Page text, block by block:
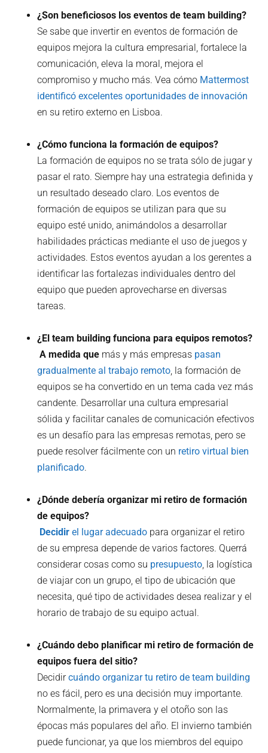
¿Son beneficiosos los eventos de team building?
Se sabe que invertir en eventos de formación de
equipos mejora la cultura empresarial, fortalece la
comunicación, eleva la moral, mejora el
compromiso y mucho más. Vea cómo Mattermost
identificó excelentes oportunidades de innovación
en su retiro externo en Lisboa.
¿Cómo funciona la formación de equipos?
La formación de equipos no se trata sólo de jugar y
pasar el rato. Siempre hay una estrategia definida y
un resultado deseado claro. Los eventos de
formación de equipos se utilizan para que su
equipo esté unido, animándolos a desarrollar
habilidades prácticas mediante el uso de juegos y
actividades. Estos eventos ayudan a los gerentes a
identificar las fortalezas individuales dentro del
equipo que pueden aprovecharse en diversas
tareas.
¿El team building funciona para equipos remotos?
‍ A medida que más y más empresas pasan
gradualmente al trabajo remoto, la formación de
equipos se ha convertido en un tema cada vez más
candente. Desarrollar una cultura empresarial
sólida y facilitar canales de comunicación efectivos
es un desafío para las empresas remotas, pero se
puede resolver fácilmente con un retiro virtual bien
planificado.
¿Dónde debería organizar mi retiro de formación
de equipos?
‍ Decidir el lugar adecuado para organizar el retiro
de su empresa depende de varios factores. Querrá
considerar cosas como su presupuesto, la logística
de viajar con un grupo, el tipo de ubicación que
necesita, qué tipo de actividades desea realizar y el
horario de trabajo de su equipo actual.
¿Cuándo debo planificar mi retiro de formación de
equipos fuera del sitio?
Decidircuándo organizar tu retiro de team building
no es fácil, pero es una decisión muy importante.
Normalmente, la primavera y el otoño son las
épocas más populares del año. El invierno también
puede funcionar, ya que los miembros del equipo